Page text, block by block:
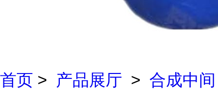
首页 > 产品展厅 > 合成中间